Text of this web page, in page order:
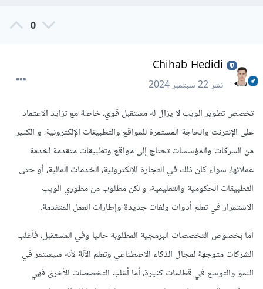
0
Chihab Hedidi
نشر22 سبتمبر 2024
تخصص تطوير الويب لا يزال له مستقبل قوي، خاصة مع تزايد الاعتماد
على الإنترنت والحاجة المستمرة للمواقع والتطبيقات الإلكترونية، و الكثير
من الشركات والمؤسسات تحتاج إلى مواقع وتطبيقات متقدمة لخدمة
عملائها، سواء كان ذلك في التجارة الإلكترونية، الخدمات المالية، أو حتى
التطبيقات الحكومية والتعليمية، و لكن مطلوب من مطوري الويب
الاستمرار في تعلم أدوات ولغات جديدة وإطارات العمل المتقدمة.
أما بخصوص التخصصات البرمجية المطلوبة حاليا وفي المستقبل، فأغلب
الشركات متوجهة لمجال الذكاء الاصطناعي وتعلم الآلة لأنه سيستمر في
النمو والتوسع في قطاعات كثيرة، أما أغلب التخصصات الأخرى فهي